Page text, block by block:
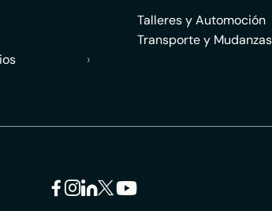
›
Talleres y Automoción
Transporte y Mudanzas